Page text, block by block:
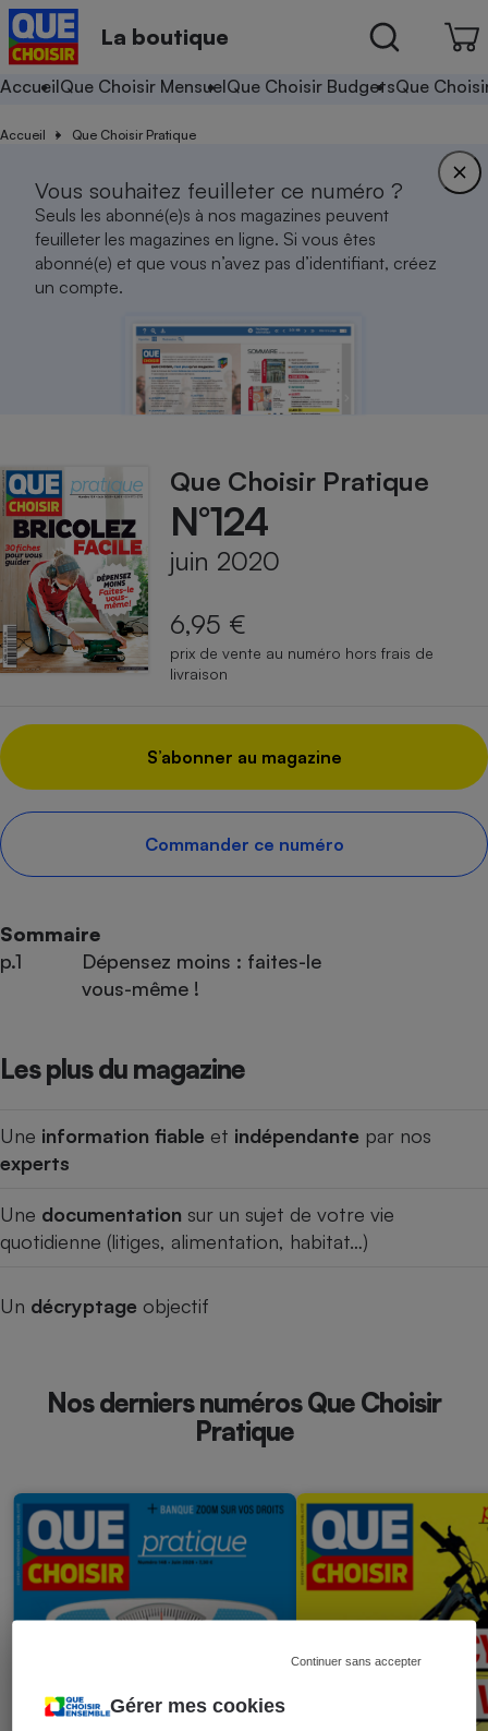
Gérer mes cookies
Continuer sans accepter
La boutique
AccueilQue Choisir MensuelQue Choisir BudgetsQue
Accueil Que Choisir Pratique
Vous souhaitez feuilleter ce numéro ?
Seuls les abonné(e)s à nos magazines peuvent
feuilleter les magazines en ligne. Si vous êtes
abonné(e) et que vous n’avez pas d’identifiant, créez
un compte.
Que Choisir Pratique
N°124
juin 2020
6,95 €
prix de vente au numéro hors frais de
livraison
S’abonner au magazine
Commander ce numéro
Sommaire
p.1
Dépensez moins : faites-le
vous-même !
Les plus du magazine
Une information fiable et indépendante par nos
experts
Une documentation sur un sujet de votre vie
quotidienne (litiges, alimentation, habitat…)
Un décryptage objectif
Nos derniers numéros Que Choisir
Pratique